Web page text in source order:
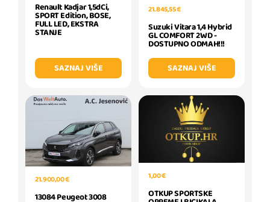
Renault Kadjar 1,5dCi,
SPORT Edition, BOSE,
FULL LED, EKSTRA
STANJE
SAZNAJ VIŠE
21.845,55 €
Suzuki Vitara 1,4 Hybrid
GL COMFORT 2WD -
DOSTUPNO ODMAH!!!
SAZNAJ VIŠE
21.900,00 €
13084 Peugeot 3008
1,00 €
OTKUP SPORTSKE